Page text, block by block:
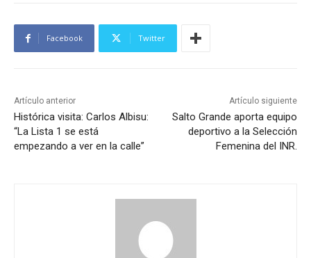
Facebook Twitter
Artículo anterior
Histórica visita: Carlos Albisu:
“La Lista 1 se está
empezando a ver en la calle”
Artículo siguiente
Salto Grande aporta equipo
deportivo a la Selección
Femenina del INR.